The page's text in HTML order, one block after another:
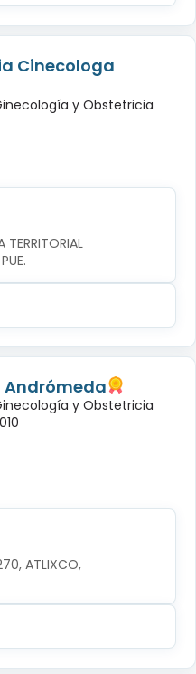
Cinecologa
y Obstetricia
TERRITORIAL
Andrómeda
y Obstetricia
ATLIXCO,